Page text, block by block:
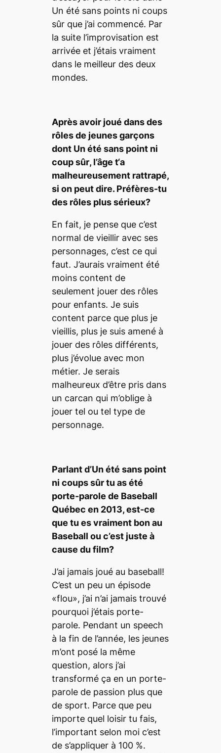
Un été sans points ni coups
sûr que j’ai commencé. Par
la suite l’improvisation est
arrivée et j’étais vraiment
dans le meilleur des deux
mondes.
Après avoir joué dans des
rôlesde jeunesgarçons
dont Un été sans point ni
coup sûr, l’âge t‘a
malheureusement rattrapé,
si on peut dire. Préfères-tu
des rôles plus sérieux?
En fait, je pense que c’est
normal de vieillir avec ses
personnages, c’est ce qui
faut. J’aurais vraiment été
moins content de
seulement jouer des rôles
pour enfants. Je suis
content parce que plus je
vieillis, plus je suis amené à
jouer des rôles différents,
plus j’évolue avec mon
métier. Je serais
malheureux d’être pris dans
un carcan qui m’oblige à
jouer tel ou tel type de
personnage.
Parlant d’Un été sans point
ni coups sûrtu asété
porte-parole de Baseball
Québec en 2013, est-ce
que tu es vraiment bon au
Baseball ou c’est juste à
cause du film?
J’ai jamais joué au baseball!
C’est un peu un épisode
«flou», j’ai n’ai jamais trouvé
pourquoi j’étais porte-
parole. Pendant un speech
à la fin de l’année, les jeunes
m’ont posé la même
question, alors j’ai
transformé ça en un porte-
parole de passion plus que
de sport. Parce que peu
importe quel loisir tu fais,
l’important selon moi c’est
de s’appliquer à 100 %.